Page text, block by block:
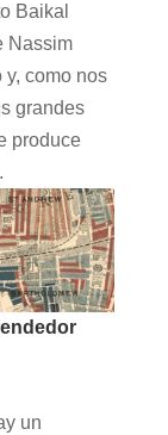
Baikal
Nassim
y, como nos
grandes
produce
un